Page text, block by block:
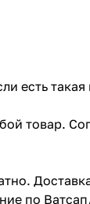
есть
товар.
по